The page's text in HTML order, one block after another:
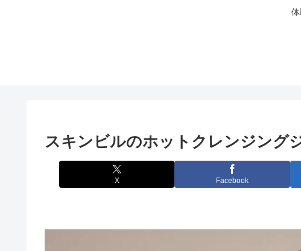
スキンビルのホットクレンジング
X Facebook